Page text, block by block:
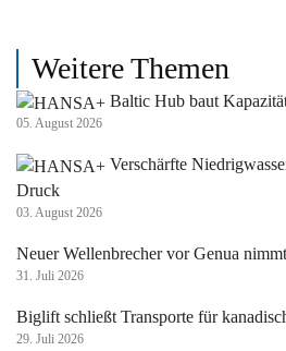
Weitere Themen
Baltic Hub baut
05. August 2026
Verschärfte
Druck
03. August 2026
Neuer Wellenbrecher vor Genua
31. Juli 2026
Biglift schließt Transporte für
29. Juli 2026